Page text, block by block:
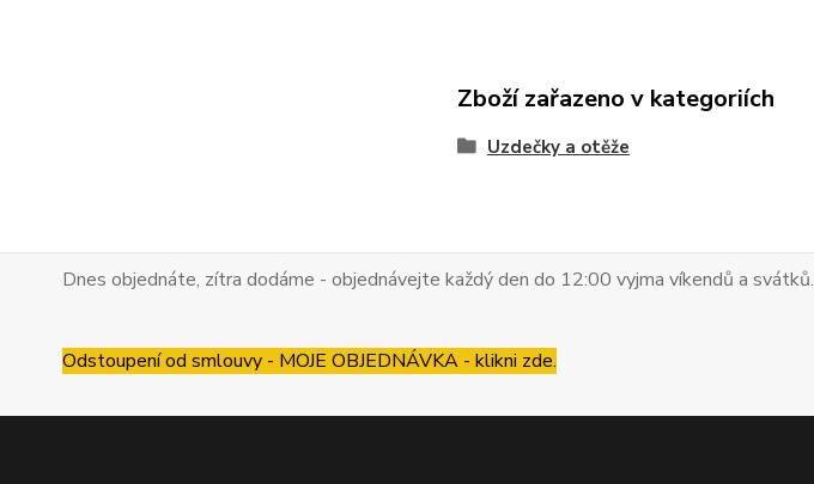
Zboží zařazeno v kategoriích
Uzdečky a otěže
Dnes objednáte, zítra dodáme - objednávejte každý den do 12:00 vyjma víkendů a svátků.
Odstoupení od smlouvy - MOJE OBJEDNÁVKA - klikni zde.